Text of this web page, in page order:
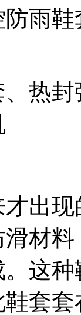
雨
、热
出
材
这
套